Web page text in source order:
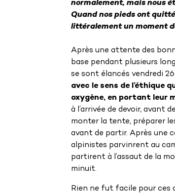
normalement, mais nous
Quand nos pieds ont
littéralement un moment
Après une attente des
base pendant plusieurs
se sont élancés vendredi
avec le sens de l’éthique
oxygène, en portant leur
à l’arrivée de devoir, avant
monter la tente, préparer
avant de partir. Après une
alpinistes parvinrent au
partirent à l’assaut de la
minuit.
Rien ne fut facile pour ces